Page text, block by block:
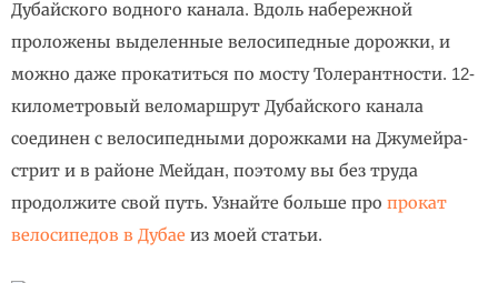
Дубайского водного канала. Вдоль набережной
проложены выделенные велосипедные дорожки, и
можно даже прокатиться по мосту Толерантности. 12-
километровый веломаршрут Дубайского канала
соединен с велосипедными дорожками на Джумейра-
стрит и в районе Мейдан, поэтому вы без труда
продолжите свой путь. Узнайте больше про прокат
велосипедов в Дубае из моей статьи.